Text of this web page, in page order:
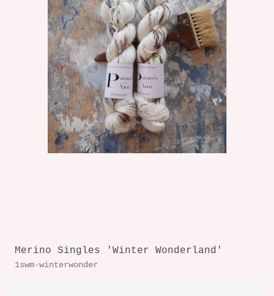
Merino Singles 'Winter Wonderland'
1swm-winterwonder